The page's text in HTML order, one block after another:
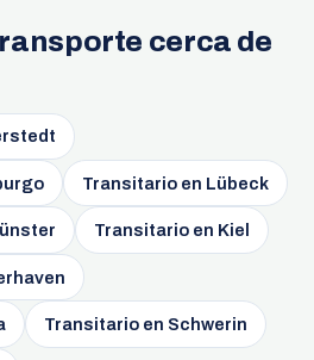
cerca de
Transitario en Lübeck
Transitario en Kiel
Transitario en Schwerin